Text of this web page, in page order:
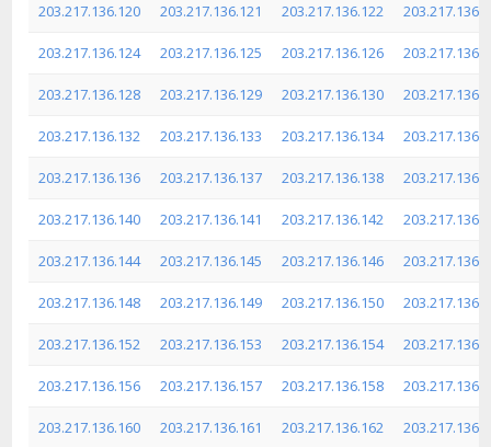
203.217.136.120 203.217.136.121 203.217.136.122
203.217.136.124 203.217.136.125 203.217.136.126
203.217.136.128 203.217.136.129 203.217.136.130
203.217.136.132 203.217.136.133 203.217.136.134
203.217.136.136 203.217.136.137 203.217.136.138
203.217.136.140 203.217.136.141 203.217.136.142
203.217.136.144 203.217.136.145 203.217.136.146
203.217.136.148 203.217.136.149 203.217.136.150
203.217.136.152 203.217.136.153 203.217.136.154
203.217.136.156 203.217.136.157 203.217.136.158
203.217.136.160 203.217.136.161 203.217.136.162